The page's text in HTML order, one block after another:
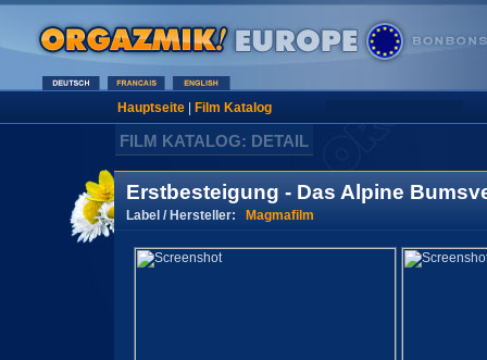
Hauptseite| Film Katalog
FILM KATALOG: DETAIL
Erstbesteigung - Das Alpine
Label / Hersteller: Magmafilm